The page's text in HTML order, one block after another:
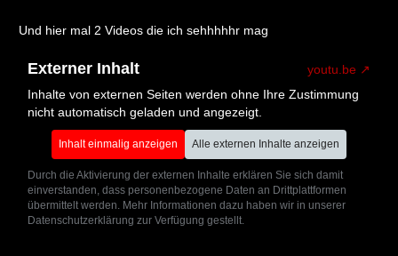
Und hier mal 2 Videos die ich sehhhhhr mag
Externer Inhalt
youtu.be
Inhalte von externen Seiten werden ohne Ihre Zustimmung
nicht automatisch geladen und angezeigt.
Inhalt einmalig anzeigen Alle externen Inhalte anzeigen
Durch die Aktivierung der externen Inhalte erklären Sie sich damit
einverstanden, dass personenbezogene Daten an Drittplattformen
übermittelt werden. Mehr Informationen dazu haben wir in unserer
Datenschutzerklärung zur Verfügung gestellt.